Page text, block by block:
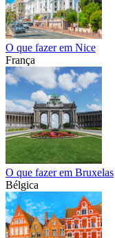
O que fazer em Nice
França
O que fazer em Bruxelas
Bélgica